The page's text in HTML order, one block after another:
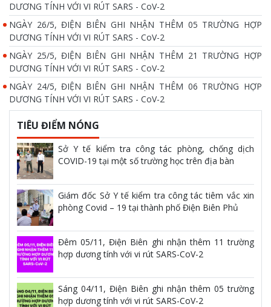
DƯƠNG TÍNH VỚI VI RÚT SARS - CoV-2
NGÀY 26/5, ĐIỆN BIÊN GHI NHẬN THÊM 05 TRƯỜNG HỢP
DƯƠNG TÍNH VỚI VI RÚT SARS - CoV-2
NGÀY 25/5, ĐIỆN BIÊN GHI NHẬN THÊM 21 TRƯỜNG HỢP
DƯƠNG TÍNH VỚI VI RÚT SARS - CoV-2
NGÀY 24/5, ĐIỆN BIÊN GHI NHẬN THÊM 06 TRƯỜNG HỢP
DƯƠNG TÍNH VỚI VI RÚT SARS - CoV-2
TIÊU ĐIỂM NÓNG
Sở Y tế kiểm tra công tác phòng, chống dịch
COVID-19 tại một số trường học trên địa bàn
Giám đốc Sở Y tế kiểm tra công tác tiêm vắc xin
phòng Covid – 19 tại thành phố Điện Biên Phủ
Đêm 05/11, Điện Biên ghi nhận thêm 11 trường
hợp dương tính với vi rút SARS-CoV-2
Sáng 04/11, Điện Biên ghi nhận thêm 05 trường
hợp dương tính với vi rút SARS-CoV-2